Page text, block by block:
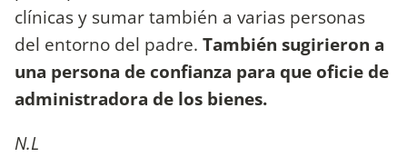
clínicas y sumar también a varias personas
del entorno del padre. También sugirieron a
una persona de confianza para que oficie de
administradora de los bienes.
N.L